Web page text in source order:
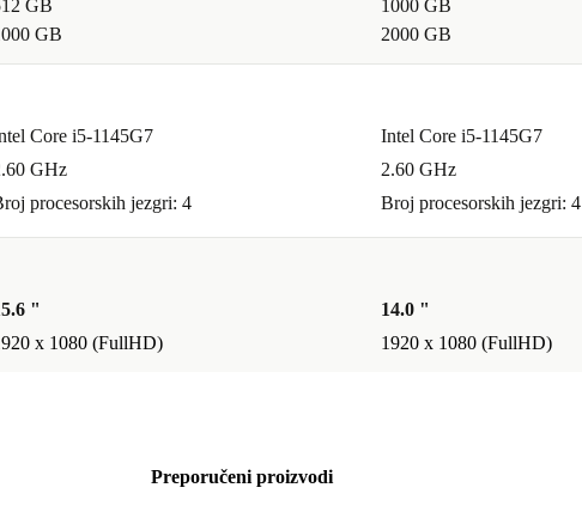
GB
GB
1000 GB
2000 GB
Core i5-1145G7
GHz
procesorskih jezgri: 4
Intel Core i5-1145G7
2.60 GHz
Broj procesorskih jezgri: 4
"
x 1080 (FullHD)
14.0 "
1920 x 1080 (FullHD)
Preporučeni proizvodi